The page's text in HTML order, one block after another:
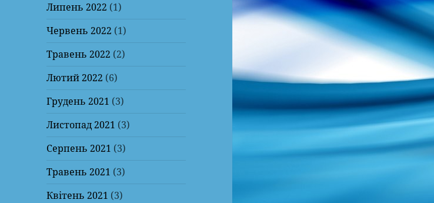
Липень 2022 (1)
Червень 2022 (1)
Травень 2022 (2)
Лютий 2022 (6)
Грудень 2021 (3)
Листопад 2021 (3)
Серпень 2021 (3)
Травень 2021 (3)
Квітень 2021 (3)